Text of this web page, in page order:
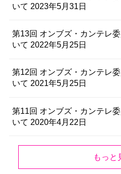
いて 2023年5月31日
第13回 オンブズ・カンテレ
いて 2022年5月25日
第12回 オンブズ・カンテレ
いて 2021年5月25日
第11回 オンブズ・カンテレ
いて 2020年4月22日
もっと